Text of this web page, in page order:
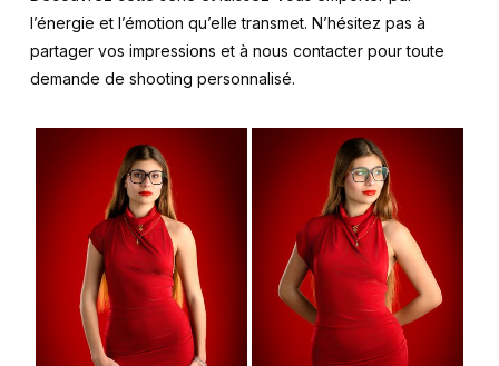
l’énergie et l’émotion qu’elle transmet. N’hésitez pas à
partager vos impressions et à nous contacter pour toute
demande de shooting personnalisé.